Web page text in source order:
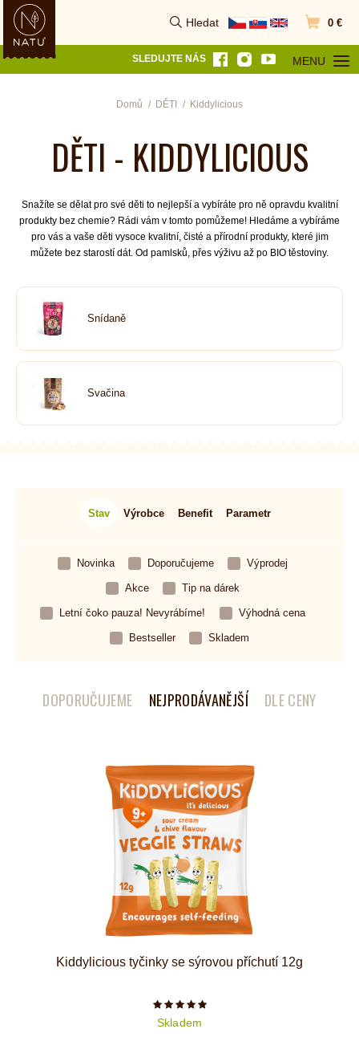
Hledat
Vyhledat Přejít do
0 €
SLEDUJTE NÁS MENU
OTEVŘÍT
Domů DĚTI Kiddylicious
DĚTI - KIDDYLICIOUS
Snažíte se dělat pro své děti to nejlepší a vybíráte pro ně opravdu kvalitní
produkty bez chemie? Rádi vám v tomto pomůžeme! Hledáme a vybíráme
pro vás a vaše děti vysoce kvalitní, čisté a přírodní produkty, které jim
můžete bez starostí dát. Od pamlsků, přes výživu až po BIO těstoviny.
Snídaně
Svačina
Stav Výrobce Benefit Parametr
Novinka Doporučujeme Výprodej
Akce Tip na dárek
Letní čoko pauza! Nevyrábíme! Výhodná cena
Bestseller Skladem
DOPORUČUJEME NEJPRODÁVANĚJŠÍ DLE CENY
Kiddylicious tyčinky se sýrovou příchutí 12g
Počet hvězdiček je 5 z 5
Skladem